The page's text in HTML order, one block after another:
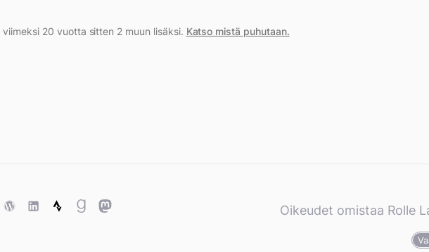
20 vuotta sitten 2 muun lisäksi. Katso mistä puhutaan.
WordPress
WordPress
StravaGoodreads
Mastodon Oikeudet omistaa Rolle